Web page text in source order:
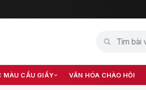
MÀU CẦU GIẤY VĂN HÓA CHÀO HỎI